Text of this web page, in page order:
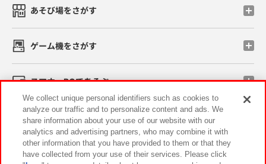
あそび場をさがす
ゲーム機をさがす
スマホ・PCであそぶ
イベント・キャンペーン
We collect unique personal identifiers such as cookies to
analyze our traffic and to personalize content and ads. We
share information about your use of our website with our
analytics and advertising partners, who may combine it with
other information that you have provided to them or that they
have collected from your use of their services. Please click